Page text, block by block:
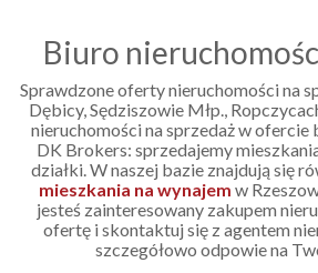
Biuro
Sprawdzone oferty nieruchomości na
Dębicy, Sędziszowie Młp.,
nieruchomości na sprzedaż w ofercie
DK Brokers: sprzedajemy
działki. W naszej bazie znajdują się
mieszkania na wynajem w
jesteś zainteresowany zakupem
ofertę i skontaktuj się z agentem
szczegółowo odpowie na